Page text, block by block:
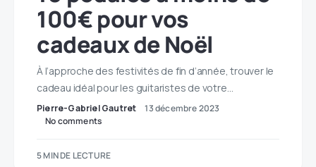
100€ pour vos
cadeaux de Noël
À l’approche des festivités de fin d’année, trouver le
cadeau idéal pour les guitaristes de votre…
Pierre-Gabriel Gautret
13 décembre 2023
No comments
5 MIN DE LECTURE